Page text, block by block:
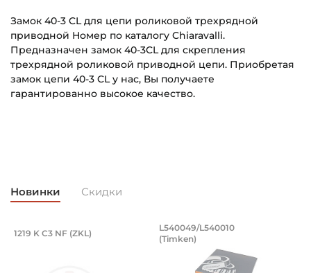
Замок 40-3 CL для цепи роликовой трехрядной
приводной Номер по каталогу Chiaravalli.
Предназначен замок 40-3CL для скрепления
трехрядной роликовой приводной цепи. Приобретая
замок цепи 40-3 CL у нас, Вы получаете
гарантированно высокое качество.
Высота цепи:
Новинки Скидки
Артикул 94871
8x50 мм, оцинкованный.
разводной 8x50 мм, оцинкованный.
Подшипник 95х170х32 мм, шариковый
Подшипник 95х170х32 мм, шариковый двухрядный,
1219 K C3 NF (ZKL) Подшипник
Подшипник
L540049/L540010
(Timken)